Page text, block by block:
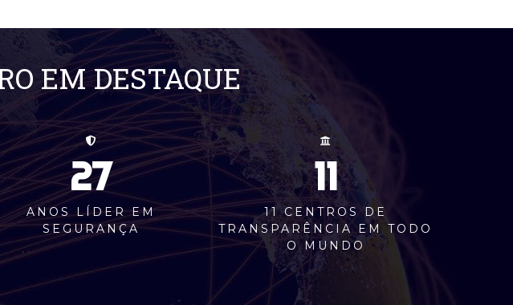
EM DESTAQUE
27
ANOS LÍDER EM
SEGURANÇA
11
11 CENTROS DE
TRANSPARÊNCIA EM TODO
O MUNDO